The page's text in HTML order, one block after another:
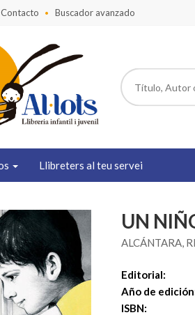
Contacto Buscador avanzado
Llibreters al teu servei
UN
ALCÁNTARA,
Editorial:
Año de
ISBN: